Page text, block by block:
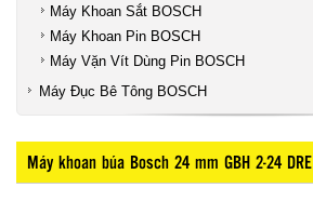
Máy Khoan Sắt BOSCH
Máy Khoan Pin BOSCH
Máy Vặn Vít Dùng Pin BOSCH
Máy Đục Bê Tông BOSCH
Máy khoan búa Bosch 24 mm GBH 2-24 DRE